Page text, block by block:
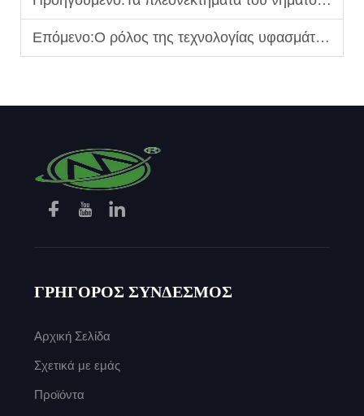
Επόμενο:Ο ρόλος της τεχνολογίας υφασμάτων στη βελτίωση της ασφάλειας των προστατευτικών ενδυμάτων
ΓΡΗΓΟΡΟΣ ΣΥΝΔΕΣΜΟΣ
Αρχική Σελίδα
Σχετικά με εμάς
Προϊόντα